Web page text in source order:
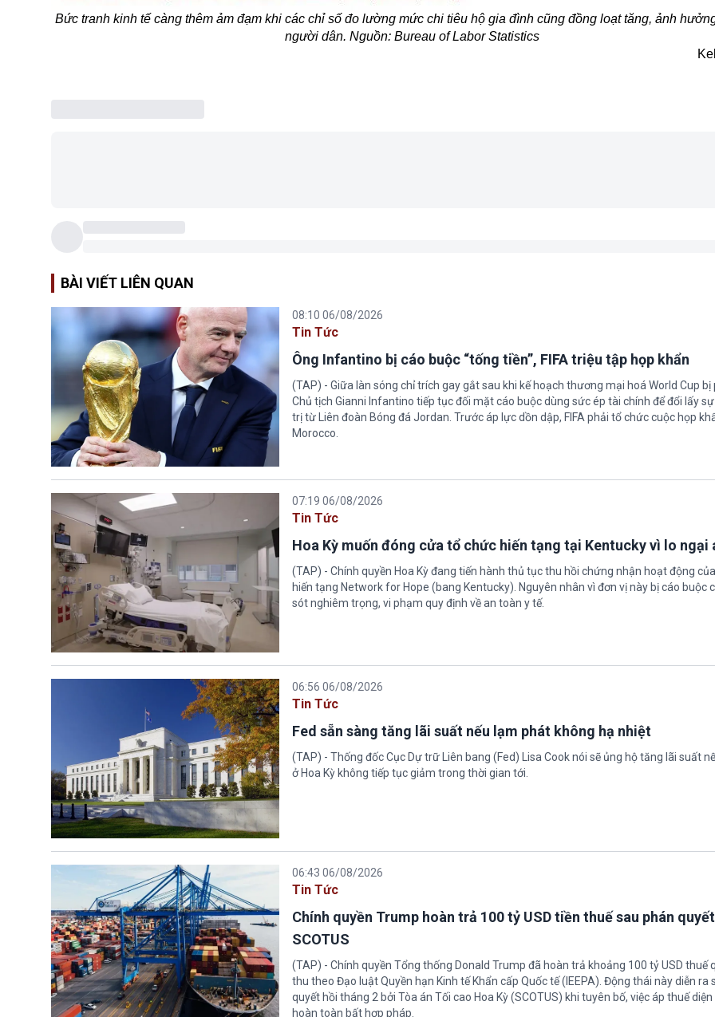
Bức tranh kinh tế càng thêm ảm đạm khi các chỉ số đo lường mức chi tiêu hộ gia đình cũng đồng loạt tăng, ảnh
người dân. Nguồn: Bureau of Labor Statistics
BÀI VIẾT LIÊN QUAN
08:10 06/08/2026
Tin Tức
Ông Infantino bị cáo buộc “tống tiền”, FIFA triệu tập họp khẩn
(TAP) - Giữa làn sóng chỉ trích gay gắt sau khi kế hoạch thương mại hoá World Cup bị
Chủ tịch Gianni Infantino tiếp tục đối mặt cáo buộc dùng sức ép tài chính để đổi lấy
trị từ Liên đoàn Bóng đá Jordan. Trước áp lực dồn dập, FIFA phải tổ chức cuộc họp
Morocco.
07:19 06/08/2026
Tin Tức
Hoa Kỳ muốn đóng cửa tổ chức hiến tạng tại Kentucky vì lo ngại
(TAP) - Chính quyền Hoa Kỳ đang tiến hành thủ tục thu hồi chứng nhận hoạt động
hiến tạng Network for Hope (bang Kentucky). Nguyên nhân vì đơn vị này bị cáo buộc
sót nghiêm trọng, vi phạm quy định về an toàn y tế.
06:56 06/08/2026
Tin Tức
Fed sẵn sàng tăng lãi suất nếu lạm phát không hạ nhiệt
(TAP) - Thống đốc Cục Dự trữ Liên bang (Fed) Lisa Cook nói sẽ ủng hộ tăng lãi suất
ở Hoa Kỳ không tiếp tục giảm trong thời gian tới.
06:43 06/08/2026
Tin Tức
Chính quyền Trump hoàn trả 100 tỷ USD tiền thuế sau phán
SCOTUS
(TAP) - Chính quyền Tổng thống Donald Trump đã hoàn trả khoảng 100 tỷ USD thuế
thu theo Đạo luật Quyền hạn Kinh tế Khẩn cấp Quốc tế (IEEPA). Động thái này diễn ra
quyết hồi tháng 2 bởi Tòa án Tối cao Hoa Kỳ (SCOTUS) khi tuyên bố, việc áp thuế diện
hoàn toàn bất hợp pháp.